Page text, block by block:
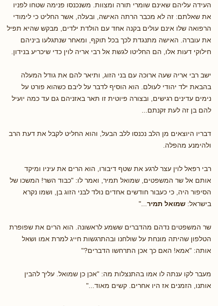
העידה עליהם שאינם שומרי תורה ומצוות. משנכנסו פנימה שטחו לפניו
את שאלתם: זה לא מכבר הרתה האישה, ובעלה, אשר החליט כי לימודי
הרפואה שלו אינם עולים בקנה אחד עם הולדת ילדים, מבקש שהיא תפיל
את עוברה. האישה מתנגדת לכך בכל תוקף, ומאחר שנתגלעו ביניהם
חילוקי דעות אלו, הם החליטו לגשת אל רבי אריה לוין כדי שיכריע בנידון.
ישב רבי אריה שעה ארוכה עם בני הזוג, ותיאר להם את גודל המעלה
בהבאת ילד יהודי לעולם. הוא הוסיף לדבר על ליבם כשהוא פורט על
נימים עדינים רגישים, ובצורה פיוטית זו תאר באזניהם גם עד כמה יועיל
להם בן זה לעת זקנתם...
דבריו היוצאים מן הלב נכנסו ללב הבעל, והוא החליט לקבל את דעת הרב
ולהימנע מהפלה.
רבי רפאל לוין עצר לרגע את שטף דיבורו, הוא הרים את עיניו ומיקד
אותם אל שר המשפטים, שמואל תמיר, ואמר לו: "כבוד השר! המשכו של
הסיפור היה, כי כעבור חודשים אחדים נולד לבני הזוג בן, ושמו נקרא
בישראל: שמואל תמיר ..."
שר המשפטים נדהם מהדברים ששמע לראשונה. הוא הרים את שפופרת
הטלפון שהיתה מונחת על שולחנו ובהתרגשות חייג למרת אמו ושאל
אותה: "אמא! האם כך אכן התרחשו הדברים?"
מעבר לקו ענתה לו אמו בהתנצלות מה: "אכן כן שמואל. עליך להבין
אותנו, הזמנים אז היו אחרים. קשים מאוד..."